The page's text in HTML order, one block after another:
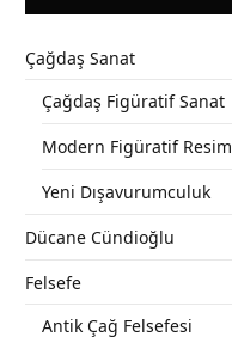
Çağdaş Sanat
Çağdaş Figüratif Sanat
Modern Figüratif Resim
Yeni Dışavurumculuk
Dücane Cündioğlu
Felsefe
Antik Çağ Felsefesi